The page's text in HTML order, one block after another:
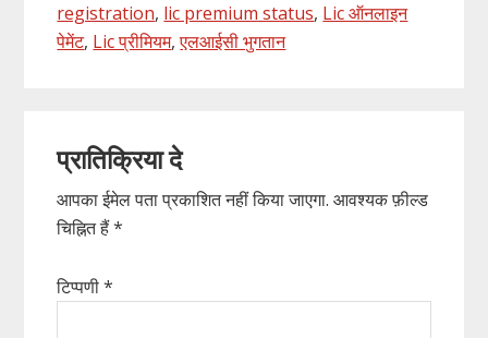
registration, lic premium status, Lic ऑनलाइन
पेमेंट, Lic प्रीमियम,एलआईसी भुगतान
Interactions
प्रातिक्रिया दे
आपका ईमेल पता प्रकाशित नहीं किया जाएगा. आवश्यक फ़ील्ड
चिह्नित हैं*
टिप्पणी*